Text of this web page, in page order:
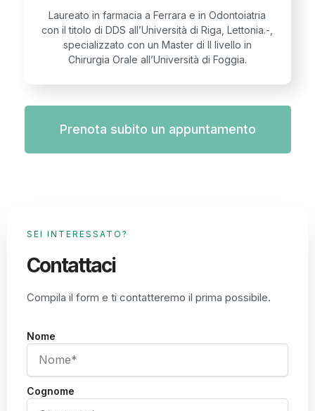
Laureato in farmacia a Ferrara e in Odontoiatria
con il titolo di DDS all’Università di Riga, Lettonia.-,
specializzato con un Master di II livello in
Chirurgia Orale all’Università di Foggia.
Prenota subito un appuntamento
SEI INTERESSATO?
Contattaci
Compila il form e ti contatteremo il prima possibile.
Nome
Cognome